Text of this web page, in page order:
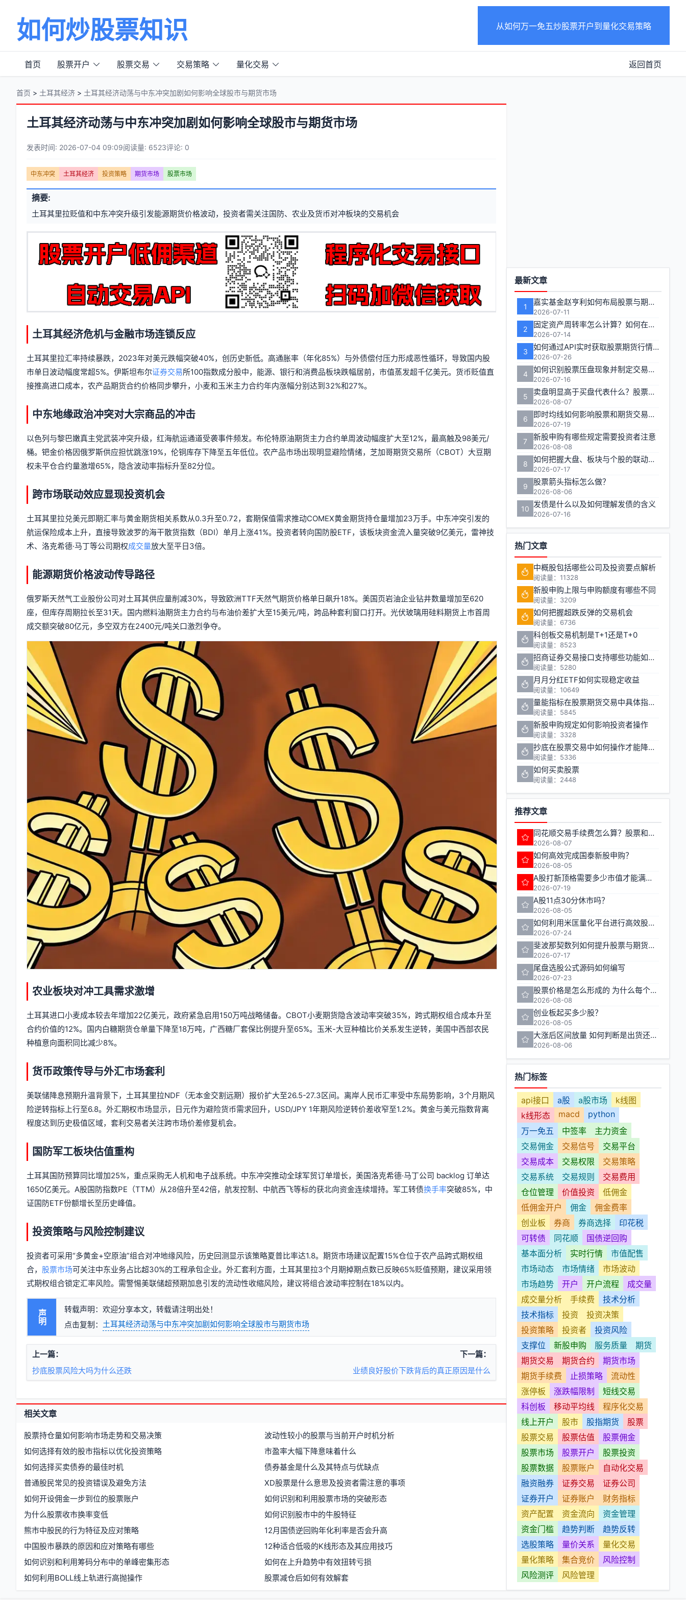
如何炒股票知识 从如何万一免五炒股票开户到量化交易策略
首页 股票开户 股票交易 交易策略 量化交易 返回首页
首页 > 土耳其经济 > 土耳其经济动荡与中东冲突加剧如何影响全球股市与期货市场
土耳其经济动荡与中东冲突加剧如何影响全球股市与期货市场
章
元
信
息
发表时间: 2026-07-04 09:09阅读量: 6523评论: 0
文
章
签
中东冲突 土耳其经济 投资策略 期货市场 股票市场
摘要:
土耳其里拉贬值和中东冲突升级引发能源期货价格波动，投资者需关注国防、农业及货币对冲板块的交易机会
土耳其经济危机与金融市场连锁反应
土耳其里拉汇率持续暴跌，2023年对美元跌幅突破40%，创历史新低。高通胀率（年化85%）与外债偿付压力形成恶性循环，导致国内股
市单日波动幅度常超5%。伊斯坦布尔证券交易所100指数成分股中，能源、银行和消费品板块跌幅居前，市值蒸发超千亿美元。货币贬值直
接推高进口成本，农产品期货合约价格同步攀升，小麦和玉米主力合约年内涨幅分别达到32%和27%。
中东地缘政治冲突对大宗商品的冲击
以色列与黎巴嫩真主党武装冲突升级，红海航运通道受袭事件频发。布伦特原油期货主力合约单周波动幅度扩大至12%，最高触及98美元/
桶。钯金价格因俄罗斯供应担忧跳涨19%，伦铜库存下降至五年低位。农产品市场出现明显避险情绪，芝加哥期货交易所（CBOT）大豆期
权未平仓合约量激增65%，隐含波动率指标升至82分位。
跨市场联动效应显现投资机会
土耳其里拉兑美元即期汇率与黄金期货相关系数从0.3升至0.72，套期保值需求推动COMEX黄金期货持仓量增加23万手。中东冲突引发的
航运保险成本上升，直接导致波罗的海干散货指数（BDI）单月上涨41%。投资者转向国防股ETF，该板块资金流入量突破9亿美元，雷神技
术、洛克希德·马丁等公司期权成交量放大至平日3倍。
能源期货价格波动传导路径
俄罗斯天然气工业股份公司对土耳其供应量削减30%，导致欧洲TTF天然气期货价格单日飙升18%。美国页岩油企业钻井数量增加至620
座，但库存周期拉长至31天。国内燃料油期货主力合约与布油价差扩大至15美元/吨，跨品种套利窗口打开。光伏玻璃用硅料期货上市首周
成交额突破80亿元，多空双方在2400元/吨关口激烈争夺。
农业板块对冲工具需求激增
土耳其进口小麦成本较去年增加22亿美元，政府紧急启用150万吨战略储备。CBOT小麦期货隐含波动率突破35%，跨式期权组合成本升至
合约价值的12%。国内白糖期货仓单量下降至18万吨，广西糖厂套保比例提升至65%。玉米-大豆种植比价关系发生逆转，美国中西部农民
种植意向面积同比减少8%。
货币政策传导与外汇市场套利
美联储降息预期升温背景下，土耳其里拉NDF（无本金交割远期）报价扩大至26.5-27.3区间。离岸人民币汇率受中东局势影响，3个月期风
险逆转指标上行至6.8。外汇期权市场显示，日元作为避险货币需求回升，USD/JPY 1年期风险逆转价差收窄至1.2%。黄金与美元指数背离
程度达到历史极值区域，套利交易者关注跨市场价差修复机会。
国防军工板块估值重构
土耳其国防预算同比增加25%，重点采购无人机和电子战系统。中东冲突推动全球军贸订单增长，美国洛克希德·马丁公司 backlog 订单达
1650亿美元。A股国防指数PE（TTM）从28倍升至42倍，航发控制、中航西飞等标的获北向资金连续增持。军工转债换手率突破85%，中
证国防ETF份额增长至历史峰值。
投资策略与风险控制建议
投资者可采用“多黄金+空原油”组合对冲地缘风险，历史回测显示该策略夏普比率达1.8。期货市场建议配置15%仓位于农产品跨式期权组
合， 股票市场可关注中东业务占比超30%的工程承包企业。外汇套利方面，土耳其里拉3个月期掉期点数已反映65%贬值预期，建议采用领
式期权组合锁定汇率风险。需警惕美联储超预期加息引发的流动性收缩风险，建议将组合波动率控制在18%以内。
声明
转载声明：欢迎分享本文，转载请注明出处！
点击复制： 土耳其经济动荡与中东冲突加剧如何影响全球股市与期货市场
上一篇：
抄底股票风险大吗为什么还跌
下一篇：
业绩良好股价下跌背后的真正原因是什么
相关文章
股票持仓量如何影响市场走势和交易决策
波动性较小的股票与当前开户时机分析
如何选择有效的股市指标以优化投资策略
市盈率大幅下降意味着什么
如何选择买卖债券的最佳时机
债券基金是什么及其特点与优缺点
普通股民常见的投资错误及避免方法
XD股票是什么意思及投资者需注意的事项
如何开设佣金一步到位的股票账户
如何识别和利用股票市场的突破形态
为什么股票收市换率变低
如何识别股市中的牛股特征
熊市中股民的行为特征及应对策略
12月国债逆回购年化利率是否会升高
中国股市暴跌的原因和应对策略有哪些
12种适合低吸的K线形态及其应用技巧
如何识别和利用筹码分布中的单峰密集形态
如何在上升趋势中有效扭转亏损
如何利用BOLL线上轨进行高抛操作
股票减仓后如何有效解套
功
能
区
最新文章
1 嘉实基金赵亨利如何布局股票与期货市场
2026-07-11
2 固定资产周转率怎么计算？如何在投资分析中有效运用？
2026-07-14
3 如何通过API实时获取股票期货行情数据
2026-07-26
4 如何识别股票压盘现象并制定交易策略
2026-07-16
5 卖盘明显高于买盘代表什么？股票期货交易者如何应对
2026-08-07
6 即时均线如何影响股票和期货交易决策
2026-07-19
7 新股申购有哪些规定需要投资者注意
2026-08-08
8 如何把握大盘、板块与个股的联动效应实现收益最大化？
2026-07-17
9 股票箭头指标怎么做？
2026-08-06
10 发债是什么以及如何理解发债的含义
2026-07-16
热门文章
中概股包括哪些公司及投资要点解析
阅读量：11328
新股申购上限与申购额度有哪些不同
阅读量：3209
如何把握超跌反弹的交易机会
阅读量：6736
科创板交易机制是T+1还是T+0
阅读量：8523
招商证券交易接口支持哪些功能如何申请
阅读量：5280
月月分红ETF如何实现稳定收益
阅读量：10649
量能指标在股票期货交易中具体指哪些指标
阅读量：5845
新股申购规定如何影响投资者操作
阅读量：3328
抄底在股票交易中如何操作才能降低风险
阅读量：5336
如何买卖股票
阅读量：2448
推荐文章
同花顺交易手续费怎么算？股票和期货的费率有何不同？
2026-08-07
如何高效完成国泰新股申购？
2026-08-05
A股打新顶格需要多少市值才能满额申购
2026-07-19
A股11点30分休市吗？
2026-08-05
如何利用米匡量化平台进行高效股票与期货交易
2026-07-24
斐波那契数列如何提升股票与期货交易的准确性
2026-07-17
尾盘选股公式源码如何编写
2026-07-23
股票价格是怎么形成的 为什么每个人的卖出价不一样
2026-08-08
创业板起买多少股？
2026-08-05
大涨后区间放量 如何判断是出货还是洗盘
2026-08-06
热门标签
api接口 a股 a股市场
k线图
k线形态
macd
python
万一免五
中签率
主力资金
交易佣金
交易信号
交易平台
交易成本
交易权限
交易策略
交易系统
交易规则
交易费用
仓位管理
价值投资
低佣金
低佣金开户
佣金
佣金费率
创业板
券商 券商选择
印花税
可转债
同花顺
国债逆回购
基本面分析
实时行情
市值配售
市场动态
市场情绪
市场波动
市场趋势
开户 开户流程
成交量
成交量分析
手续费
技术分析
技术指标
投资
投资决策
投资策略
投资者
投资风险
支撑位
新股申购 服务质量
期货
期货交易
期货合约
期货市场
期货手续费
止损策略
流动性
涨停板
涨跌幅限制
短线交易
科创板
移动平均线
程序化交易
线上开户
股市 股指期货
股票
股票交易
股票估值
股票佣金
股票市场
股票开户
股票投资
股票数据
股票账户
自动化交易
融资融券
证券交易
证券公司
证券开户
证券账户
财务指标
资产配置
资金流向
资金管理
资金门槛
趋势判断
趋势反转
选股策略
量价关系
量化交易
量化策略
集合竞价
风险控制
风险测评
风险管理